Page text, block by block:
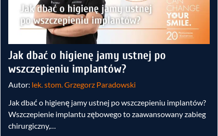
Jak dbać o higienę jamy ustnej po
wszczepieniu implantów?
Autor: lek. stom. Grzegorz Paradowski
Jak dbać o higienę jamy ustnej po wszczepieniu implantów?
Wszczepienie implantu zębowego to zaawansowany zabieg
chirurgiczny,…